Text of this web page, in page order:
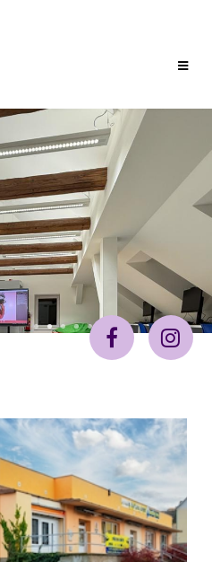
není pouze o získávání
je formovat osobnost dítěte
Naše školy proto
ve kterém mohou děti
své slabé stránky a budovat